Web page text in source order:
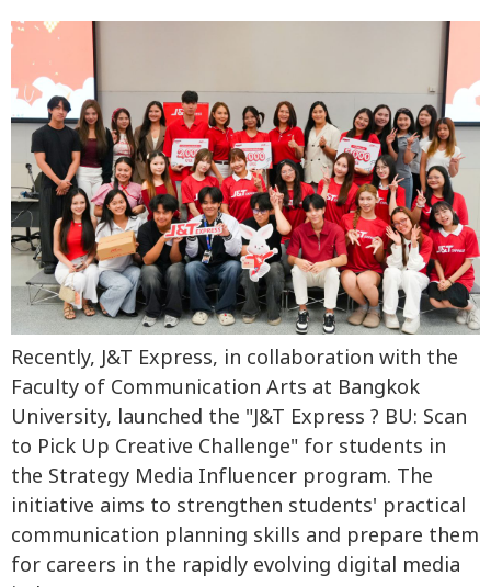
Recently, J&T Express, in collaboration with the
Faculty of Communication Arts at Bangkok
University, launched the "J&T Express ? BU: Scan
to Pick Up Creative Challenge" for students in
the Strategy Media Influencer program. The
initiative aims to strengthen students' practical
communication planning skills and prepare them
for careers in the rapidly evolving digital media